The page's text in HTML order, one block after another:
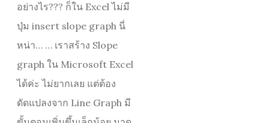
อย่างไร??? ก็ใน Excel ไม่มี
ปุ่ม insert slope graph นี่
หน่า… … เราสร้าง Slope
graph ใน Microsoft Excel
ได้ค่ะ ไม่ยากเลย แต่ต้อง
ดัดแปลงจาก Line Graph มี